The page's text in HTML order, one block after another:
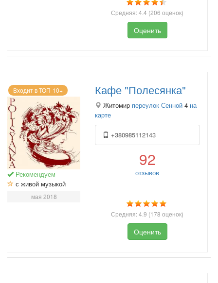
Средняя:4.4 (206 оценок)
Оценить
Входит в ТОП-10+
Рекомендуем
с живой музыкой
мая 2018
Кафе "Полесянка"
Житомир переулок Сенной 4 на
карте
+380985112143
92
отзывов
Средняя:4.9 (178 оценок)
Оценить